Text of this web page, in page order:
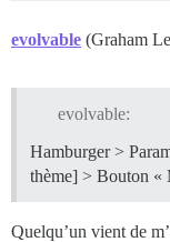
evolvable (Graham
evolvable:
Hamburger >
thème] > Bouton «
Quelqu’un vient de